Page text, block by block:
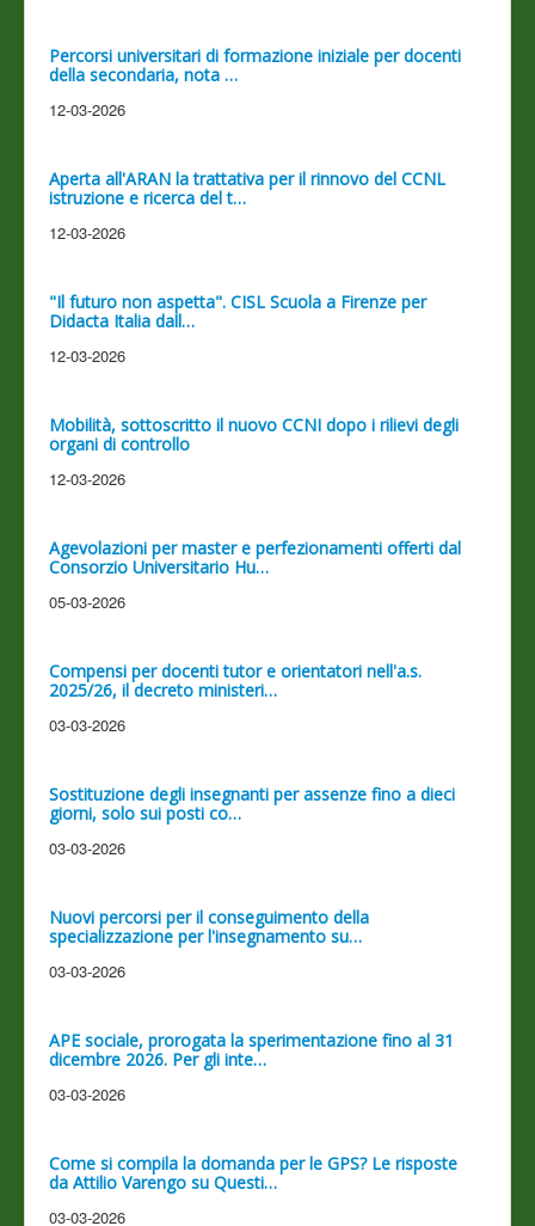
Percorsi universitari di formazione iniziale per docenti
della secondaria, nota …
12-03-2026
Aperta all'ARAN la trattativa per il rinnovo del CCNL
istruzione e ricerca del t…
12-03-2026
"Il futuro non aspetta". CISL Scuola a Firenze per
Didacta Italia dall…
12-03-2026
Mobilità, sottoscritto il nuovo CCNI dopo i rilievi degli
organi di controllo
12-03-2026
Agevolazioni per master e perfezionamenti offerti dal
Consorzio Universitario Hu…
05-03-2026
Compensi per docenti tutor e orientatori nell'a.s.
2025/26, il decreto ministeri…
03-03-2026
Sostituzione degli insegnanti per assenze fino a dieci
giorni, solo sui posti co…
03-03-2026
Nuovi percorsi per il conseguimento della
specializzazione per l'insegnamento su…
03-03-2026
APE sociale, prorogata la sperimentazione fino al 31
dicembre 2026. Per gli inte…
03-03-2026
Come si compila la domanda per le GPS? Le risposte
da Attilio Varengo su Questi…
03-03-2026